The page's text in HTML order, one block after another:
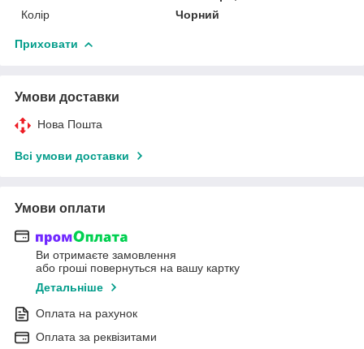
Колір
Чорний
Приховати
Умови доставки
Нова Пошта
Всі умови доставки
Умови оплати
Ви отримаєте замовлення
або гроші повернуться на вашу картку
Детальніше
Оплата на рахунок
Оплата за реквізитами